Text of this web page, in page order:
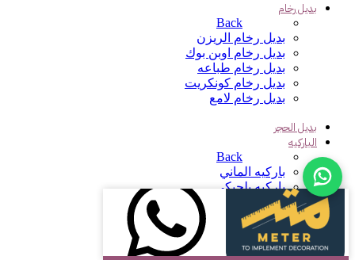
بديل رخام
Back
بديل رخام الريزن
بديل رخام اوبن بوك
بديل رخام طباعه
بديل رخام كونكريت
بديل رخام لامع
بديل الحجر
الباركيه
Back
باركيه الماني
باركيه بلجيكي
باركيه تركي
باركيه صيني
باركيه ضد الماء SPC
باركيه هرمي